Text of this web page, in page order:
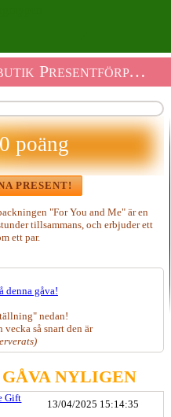
Presentförpackning
poäng
PRESENT!
"For You and Me" är en
tillsammans, och erbjuder ett
ett par.
denna gåva!
nedan!
så snart den är
NYLIGEN
Gift
13/04/2025 15:14:35